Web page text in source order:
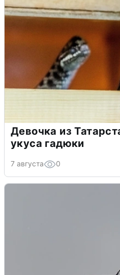
Девочка из
укуса гадюки
7 августа 0